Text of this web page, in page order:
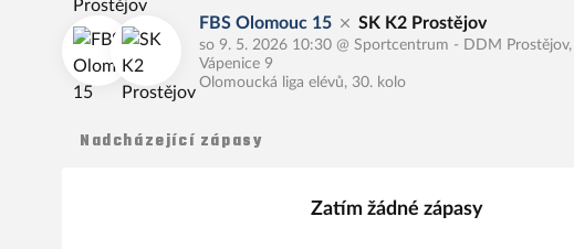
FBS Olomouc 15 SK K2 Prostějov
so 9. 5. 2026 10:30 @ Sportcentrum - DDM Prostějov,
Vápenice 9
Olomoucká liga elévů, 30. kolo
Nadcházející zápasy
Zatím žádné zápasy